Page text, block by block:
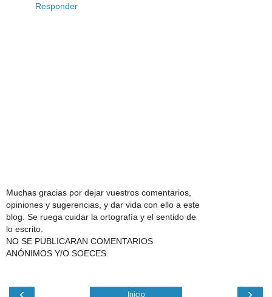
Responder
Muchas gracias por dejar vuestros comentarios,
opiniones y sugerencias, y dar vida con ello a este
blog. Se ruega cuidar la ortografía y el sentido de
lo escrito.
NO SE PUBLICARAN COMENTARIOS
ANÓNIMOS Y/O SOECES.
‹ ›
Inicio